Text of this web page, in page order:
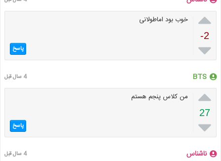

-2

خوب بود اماطولانی
پاسخ
BTS 4 سال قبل

27

من کلاس پنجم هستم
پاسخ
ناشناس 4 سال قبل